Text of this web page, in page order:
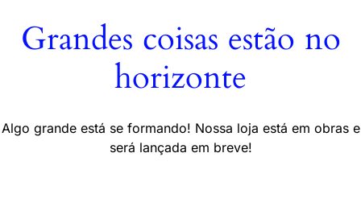
Grandes coisas estão no
horizonte
Algo grande está se formando! Nossa loja está em obras e
será lançada em breve!